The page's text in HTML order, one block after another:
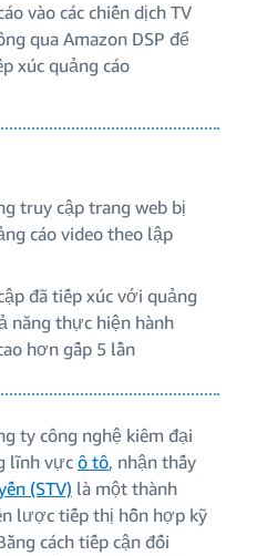
vào các chiến dịch TV
qua Amazon DSP để
xúc quảng cáo
truy cập trang web bị
cáo video theo lập
đã tiếp xúc với quảng
năng thực hiện hành
hơn gấp 5 lần
ty công nghệ kiêm đại
lĩnh vực ô tô, nhận thấy
(STV) là một thành
lược tiếp thị hỗn hợp kỹ
cách tiếp cận đối